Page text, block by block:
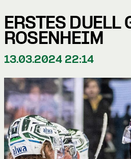
ERSTES DUELL
ROSENHEIM
13.03.2024 22:14